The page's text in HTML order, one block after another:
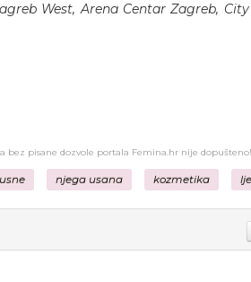
West, Arena Centar Zagreb,
bez pisane dozvole portala Femina.hr nije dopušteno!
njega usana kozmetika